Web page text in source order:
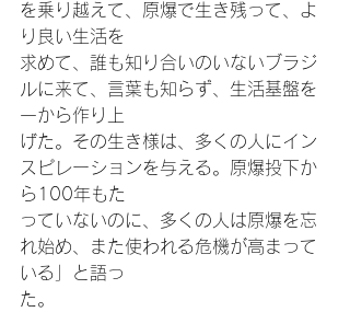
を乗り越えて、原爆で生き残って、よ
り良い生活を
求めて、誰も知り合いのいないブラジ
ルに来て、言葉も知らず、生活基盤を
一から作り上
げた。その生き様は、多くの人にイン
スピレーションを与える。原爆投下か
ら100年もた
っていないのに、多くの人は原爆を忘
れ始め、また使われる危機が高まって
いる」と語っ
た。